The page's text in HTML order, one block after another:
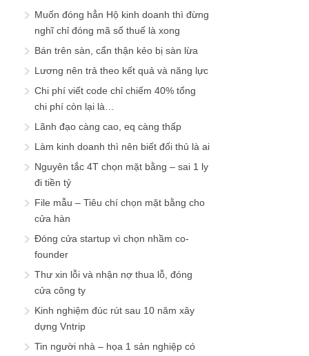
Muốn đóng hẳn Hộ kinh doanh thì đừng
nghĩ chỉ đóng mã số thuế là xong
Bán trên sàn, cẩn thận kẻo bị sàn lừa
Lương nên trả theo kết quả và năng lực
Chi phí viết code chỉ chiếm 40% tổng
chi phí còn lại là…
Lãnh đạo càng cao, eq càng thấp
Làm kinh doanh thì nên biết đối thủ là ai
Nguyên tắc 4T chọn mặt bằng – sai 1 ly
đi tiền tỷ
File mẫu – Tiêu chí chọn mặt bằng cho
cửa hàn
Đóng cửa startup vì chọn nhầm co-
founder
Thư xin lỗi và nhận nợ thua lỗ, đóng
cửa công ty
Kinh nghiệm đúc rút sau 10 năm xây
dựng Vntrip
Tin người nhà – họa 1 sản nghiệp có